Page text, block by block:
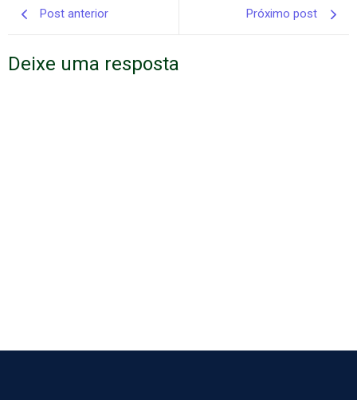
Post anterior Próximo post
Deixe uma resposta